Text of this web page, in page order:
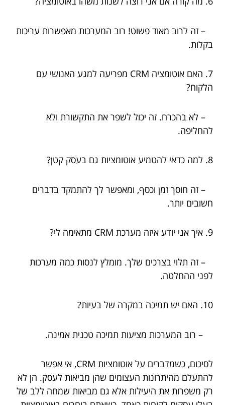
– זה לרוב מאוד פשוט! רוב המערכות מאפשרות עריכות
בקלות.
7. האם אוטומציה CRM מפריעה למגע האנושי עם
הלקוח?
– לא בהכרח. זה יכול לשפר את התקשורת ולא
להחליפה.
8. למה כדאי להטמיע אוטומציות גם בעסק קטן?
– זה חוסך זמן וכסף, ומאפשר לך להתמקד בדברים
חשובים יותר.
9. איך אני יודע איזה מערכת CRM מתאימה לי?
– זה תלוי בצרכים שלך. מומלץ לנסות כמה מערכות
לפני ההחלטה.
10. האם יש תמיכה במקרה של בעיות?
– רוב המערכות מציעות תמיכה טכנית אמינה.
לסיכום, כשמדברים על אוטומציות CRM, אי אפשר
להתעלם מהיתרונות העצומים שהן מביאות לעסק. הן לא
רק משפרות את היעילות אלא גם מביאות שמחה ללב של